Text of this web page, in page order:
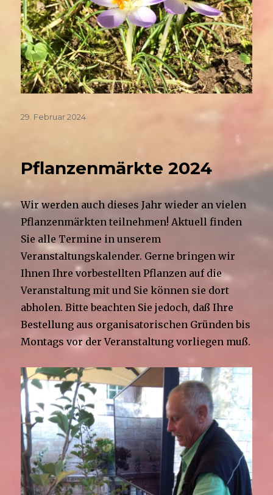
Veröffentlicht
29. Februar 2024
Pflanzenmärkte 2024
Wir werden auch dieses Jahr wieder an vielen
Pflanzenmärkten teilnehmen! Aktuell finden
Sie alle Termine in unserem
Veranstaltungskalender. Gerne bringen wir
Ihnen Ihre vorbestellten Pflanzen auf die
Veranstaltung mit und Sie können sie dort
abholen. Bitte beachten Sie jedoch, daß Ihre
Bestellung aus organisatorischen Gründen bis
Montags vor der Veranstaltung vorliegen muß.